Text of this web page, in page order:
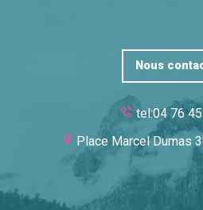
Nous
tel:04 76
Place Marcel Dumas